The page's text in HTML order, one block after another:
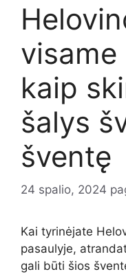
visame
kaip
šalys
šventę
24 spalio, 2024
Kai tyrinėjate
pasaulyje,
gali būti šios